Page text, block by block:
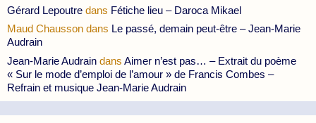
Gérard Lepoutre dans Fétiche lieu – Daroca Mikael
Maud Chausson dans Le passé, demain peut-être – Jean-Marie
Audrain
Jean-Marie Audrain dans Aimer n’est pas… – Extrait du poème
« Sur le mode d’emploi de l’amour » de Francis Combes –
Refrain et musique Jean-Marie Audrain